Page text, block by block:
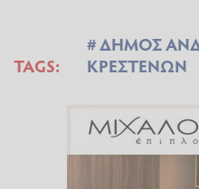
TAGS:
ΔΗΜΟΣ
ΚΡΕΣΤΕΝΩΝ